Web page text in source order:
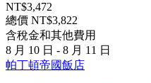
NT$3,472
總價 NT$3,822
含稅金和其他費用
8 月 10 日 - 8 月 11 日
帕丁頓帝國飯店